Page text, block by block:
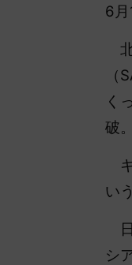
6
く
破
い
シ